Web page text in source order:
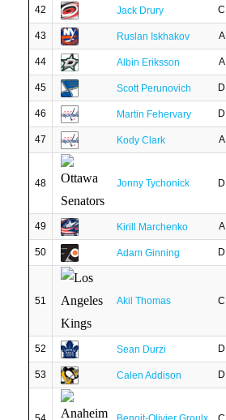
42 Jack Drury C
43 Ruslan Iskhakov A
44 Albin Eriksson A
45 Scott Perunovich D
46 Martin Fehervary D
47 Kody Clark A
48 Jonny Tychonick D
49 Kirill Marchenko A
50 Adam Ginning D
51 Akil Thomas C
52 Sean Durzi D
53 Calen Addison D